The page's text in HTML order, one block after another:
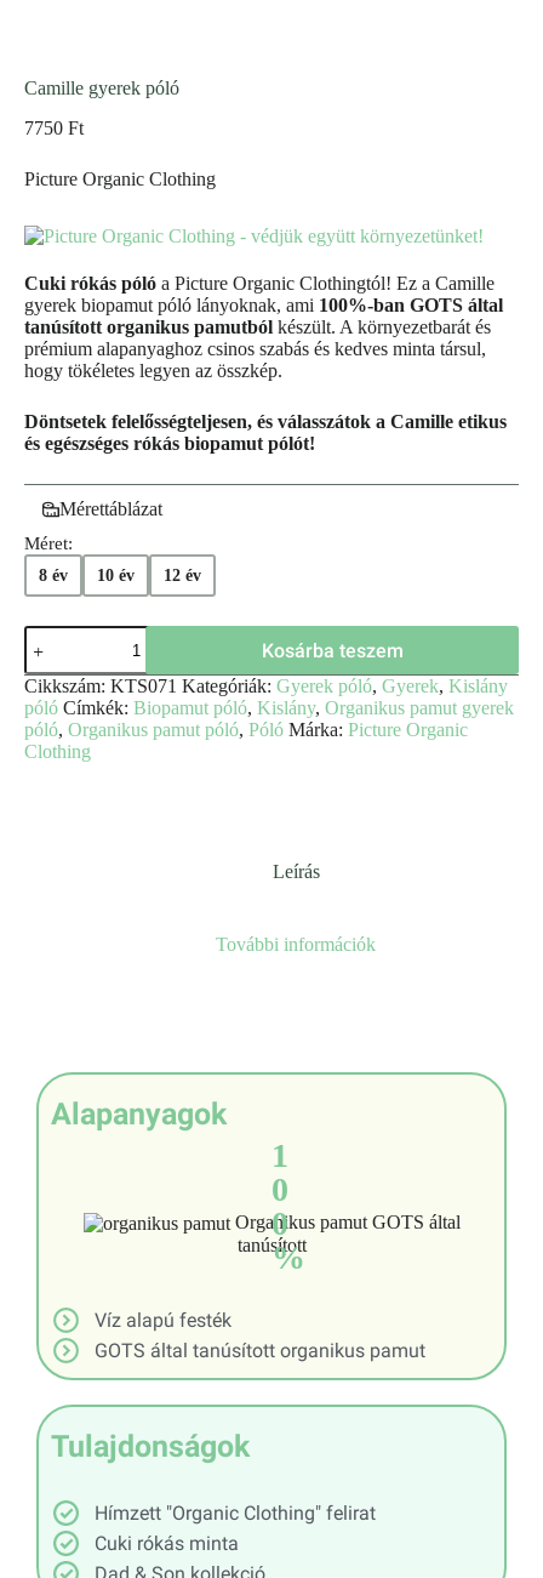
Camille gyerek póló
7750 Ft
Picture Organic Clothing
Cuki rókás póló a Picture Organic Clothingtól! Ez a Camille
gyerek biopamut póló lányoknak, ami 100%-ban GOTS által
tanúsított organikus pamutból készült. A környezetbarát és
prémium alapanyaghoz csinos szabás és kedves minta társul,
hogy tökéletes legyen az összkép.
Döntsetek felelősségteljesen, és válasszátok a Camille etikus
és egészséges rókás biopamut pólót!
Mérettáblázat
Méret:
8 év 10 év 12 év
Kosárba teszem
Cikkszám: KTS071 Kategóriák: Gyerek póló, Gyerek, Kislány
póló Címkék: Biopamut póló, Kislány, Organikus pamut gyerek
póló, Organikus pamut póló, Póló Márka: Picture Organic
Clothing
Leírás
További információk
Alapanyagok
1
0
0
%
Organikus pamut GOTS által
tanúsított
Víz alapú festék
GOTS által tanúsított organikus pamut
Tulajdonságok
Hímzett "Organic Clothing" felirat
Cuki rókás minta